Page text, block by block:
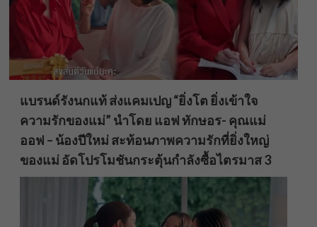
แบรนด์รังนกแท้ ส่งแคมเปญ “ยิ่งโต ยิ่งเข้าใจ
ความรักของแม่” นำโดย แอฟ ทักษอร- คุณแม่
ออฟ – น้องปีใหม่ สะท้อนภาพความรักที่ยิ่งใหญ่
ของแม่ อัดโปรโมชันกระตุ้นกำลังซื้อไตรมาส 3